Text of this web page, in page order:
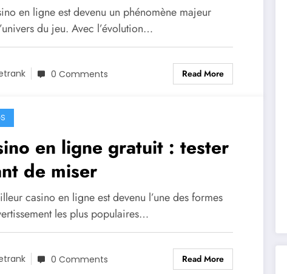
en ligne est devenu un phénomène majeur
du jeu. Avec l’évolution…
0 Comments Read More
en ligne gratuit : tester
de miser
casino en ligne est devenu l’une des formes
les plus populaires…
0 Comments Read More